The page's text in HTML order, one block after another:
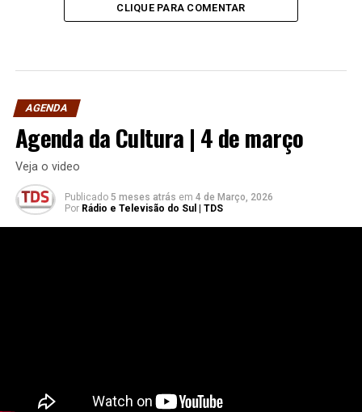
CLIQUE PARA COMENTAR
AGENDA
Agenda da Cultura | 4 de março
Veja o video
Publicado 5 meses atrás em 4 de Março, 2026
Por Rádio e Televisão do Sul | TDS